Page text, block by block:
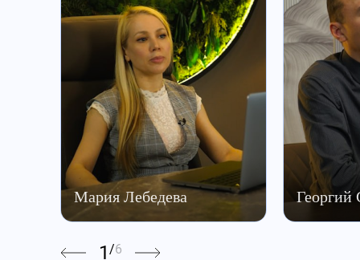
Мария Лебедева Георгий
1 /6